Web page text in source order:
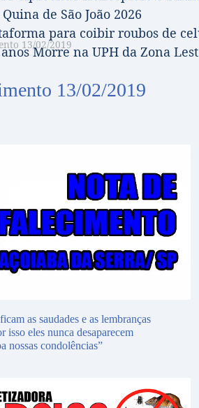
de São João 2026
para coibir roubos de
Morre na UPH da Zona
13/02/2019
13/02/2019
as saudades e as lembranças
isso eles nunca desaparecem
nossas condolências”